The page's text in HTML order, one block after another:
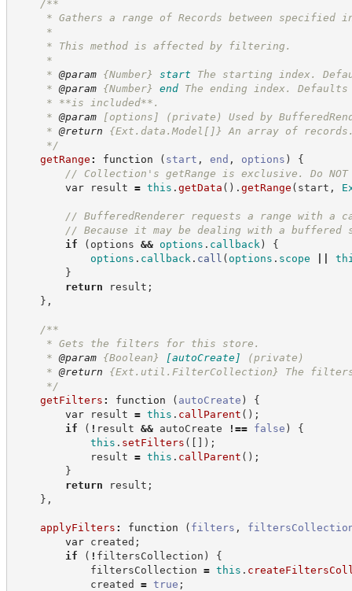
/**
* Gathers a range of Records between specified
*
* This method is affected by filtering.
*
* @param {Number} start
The starting index.
* @param {Number} end
The ending index.
* **is included**.
* @param [options] (private) Used by
* @return {Ext.data.Model[]}
An array of
*/
getRange : function ( start , end , options )
{
// Collection's getRange is exclusive. Do
var result = this . getData ( ) . getRange ( start ,
// BufferedRenderer requests a range with a
// Because it may be dealing with a buffered
if
( options && options . callback )
{
options . callback . call ( options . scope
}
return result ;
} ,
/**
* Gets the filters for this store.
* @param {Boolean} [autoCreate]
(private)
* @return {Ext.util.FilterCollection}
The
*/
getFilters : function ( autoCreate )
{
var result = this . callParent ( ) ;
if
( ! result && autoCreate !== false )
{
this . setFilters ( [ ] ) ;
result = this . callParent ( ) ;
}
return result ;
} ,
applyFilters : function ( filters ,
var created ;
if
( ! filtersCollection )
{
filtersCollection = this .
created = true ;